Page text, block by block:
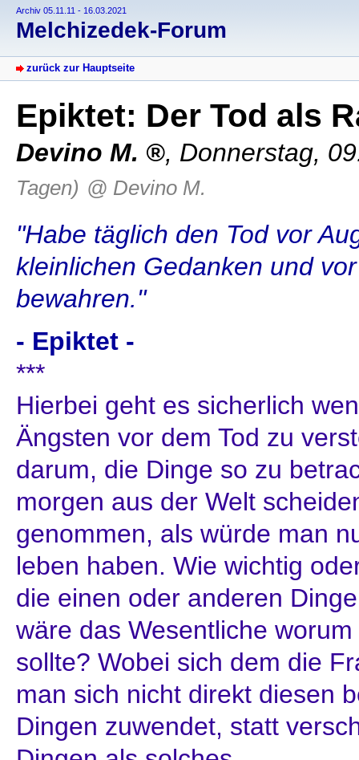
Archiv 05.11.11 - 16.03.2021
Melchizedek-Forum
zurück zur Hauptseite
Epiktet: Der Tod als
Devino M. , Donnerstag,
Tagen) @ Devino M.
"Habe täglich den Tod vor
kleinlichen Gedanken und
bewahren."
- Epiktet -
***
Hierbei geht es sicherlich
Ängsten vor dem Tod zu
darum, die Dinge so zu
morgen aus der Welt
genommen, als würde man
leben haben. Wie wichtig
die einen oder anderen
wäre das Wesentliche
sollte? Wobei sich dem die
man sich nicht direkt diesen
Dingen zuwendet, statt